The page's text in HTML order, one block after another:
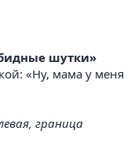
шутки»
«Ну, мама у меня
граница